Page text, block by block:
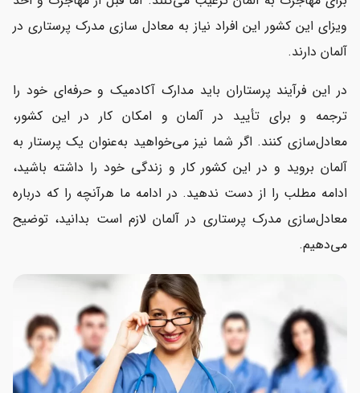
ویزای این کشور این افراد نیاز به معادل سازی مدرک پرستاری در
آلمان دارند.
در این فرآیند پرستاران باید مدارک آکادمیک و حرفه‌ای خود را
ترجمه و برای تأیید در آلمان و امکان کار در این کشور،
معادل‌سازی کنند. اگر شما نیز می‌خواهید به‌عنوان یک پرستار به
آلمان بروید و در این کشور کار و زندگی خود را داشته باشید،
ادامه مطلب را از دست ندهید. در ادامه ما هرآنچه را که درباره
معادل‌سازی مدرک پرستاری در آلمان لازم است بدانید، توضیح
می‌دهیم.